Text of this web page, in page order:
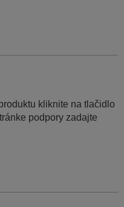
kliknite na tlačidlo
podpory zadajte